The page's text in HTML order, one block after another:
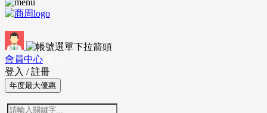
會員中心
登入 / 註冊
年度最大優惠